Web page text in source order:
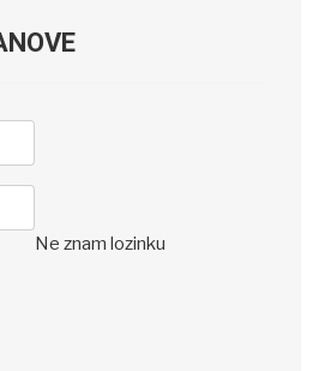
Ne znam lozinku